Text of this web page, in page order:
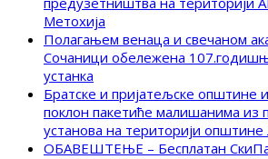
Метохија
Полагањем венаца и свечаном
Сочаници обележена
устанка
Братске и пријатељске општине
поклон пакетиће малишанима из
установа на територији општине
ОБАВЕШТЕЊЕ – Бесплатан